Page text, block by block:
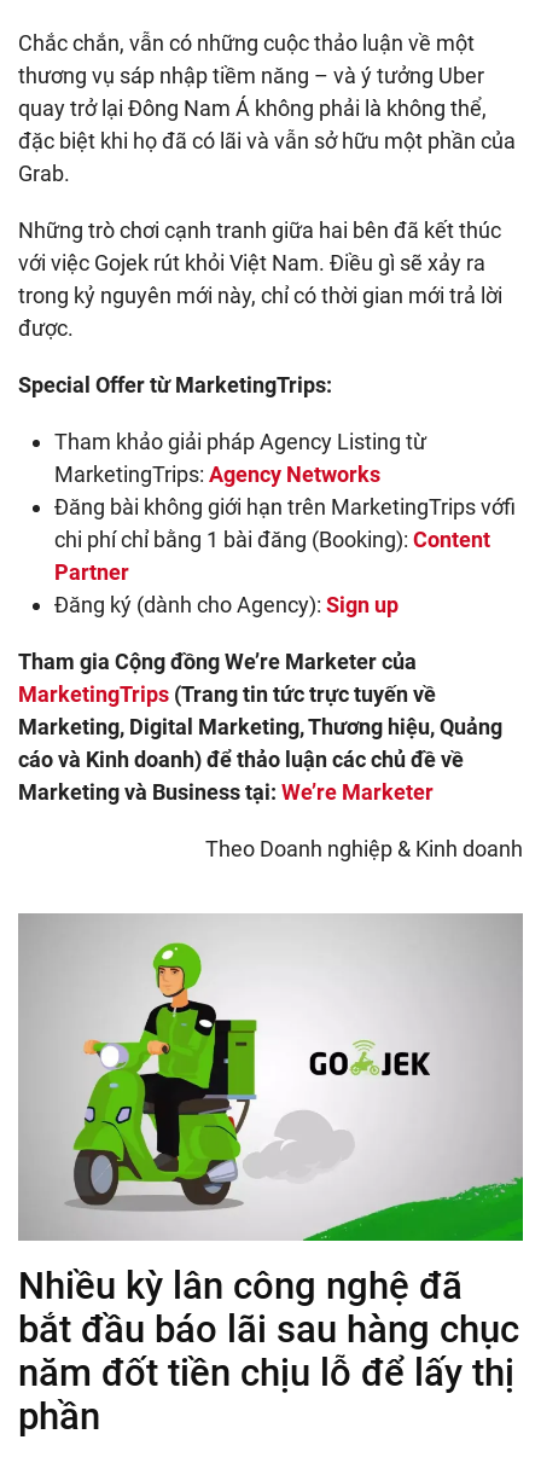
Chắc chắn, vẫn có những cuộc thảo luận về một
thương vụ sáp nhập tiềm năng – và ý tưởng Uber
quay trở lại Đông Nam Á không phải là không thể,
đặc biệt khi họ đã có lãi và vẫn sở hữu một phần của
Grab.
Những trò chơi cạnh tranh giữa hai bên đã kết thúc
với việc Gojek rút khỏi Việt Nam. Điều gì sẽ xảy ra
trong kỷ nguyên mới này, chỉ có thời gian mới trả lời
được.
Special Offer từ MarketingTrips:
Tham khảo giải pháp Agency Listing từ
MarketingTrips: Agency Networks
Đăng bài không giới hạn trên MarketingTrips vớfi
chi phí chỉ bằng 1 bài đăng (Booking): Content
Partner
Đăng ký (dành cho Agency): Sign up
Tham gia Cộng đồng We’re Marketer của
MarketingTrips (Trang tin tức trực tuyến về
Marketing, Digital Marketing, Thương hiệu, Quảng
cáo và Kinh doanh) để thảo luận các chủ đề về
Marketing và Business tại: We’re Marketer
Theo Doanh nghiệp & Kinh doanh
Nhiều kỳ lân công nghệ đã
bắt đầu báo lãi sau hàng chục
năm đốt tiền chịu lỗ để lấy thị
phần